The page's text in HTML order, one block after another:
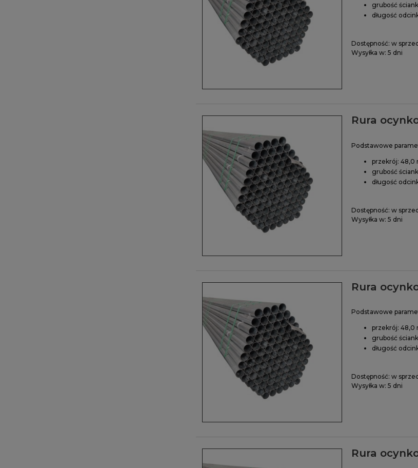
grubość
długość
Dostępność: w
Wysyłka w: 5 dni
Rura
Podstawowe
przekrój: 48,0
grubość
długość
Dostępność: w
Wysyłka w: 5 dni
Rura
Podstawowe
przekrój: 48,0
grubość
długość
Dostępność: w
Wysyłka w: 5 dni
Rura